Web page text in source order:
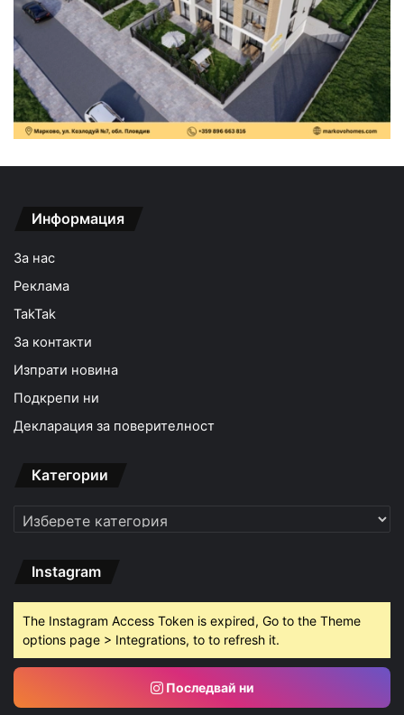
Информация
За нас
Реклама
TakTak
За контакти
Изпрати новина
Подкрепи ни
Декларация за поверителност
Категории
Категории
Instagram
The Instagram Access Token is expired, Go to the Theme
options page > Integrations, to to refresh it.
Последвай ни